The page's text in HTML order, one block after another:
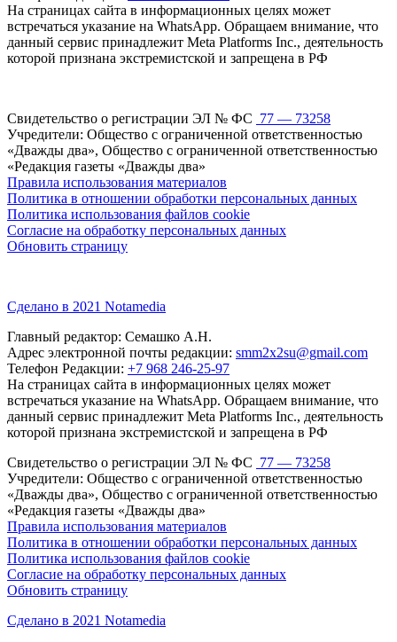
На страницах сайта в информационных целях может
встречаться указание на WhatsApp. Обращаем внимание, что
данный сервис принадлежит Meta Platforms Inc., деятельность
которой признана экстремистской и запрещена в РФ
Свидетельство о регистрации ЭЛ № ФС 77 — 73258
Учредители: Общество с ограниченной ответственностью
«Дважды два», Общество с ограниченной ответственностью
«Редакция газеты «Дважды два»
Правила использования материалов
Политика в отношении обработки персональных данных
Политика использования файлов cookie
Согласие на обработку персональных данных
Обновить страницу
Сделано в 2021 Notamedia
Главный редактор: Семашко А.Н.
Адрес электронной почты редакции: smm2x2su@gmail.com
Телефон Редакции: +7 968 246-25-97
На страницах сайта в информационных целях может
встречаться указание на WhatsApp. Обращаем внимание, что
данный сервис принадлежит Meta Platforms Inc., деятельность
которой признана экстремистской и запрещена в РФ
Свидетельство о регистрации ЭЛ № ФС 77 — 73258
Учредители: Общество с ограниченной ответственностью
«Дважды два», Общество с ограниченной ответственностью
«Редакция газеты «Дважды два»
Правила использования материалов
Политика в отношении обработки персональных данных
Политика использования файлов cookie
Согласие на обработку персональных данных
Обновить страницу
Сделано в 2021 Notamedia